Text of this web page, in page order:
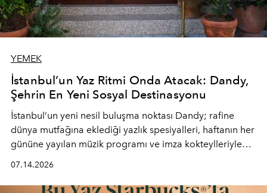
YEMEK
İstanbul’un Yaz Ritmi Onda Atacak: Dandy,
Şehrin En Yeni Sosyal Destinasyonu
İstanbul’un yeni nesil buluşma noktası Dandy; rafine
dünya mutfağına eklediği yazlık spesiyalleri, haftanın her
gününe yayılan müzik programı ve imza kokteylleriyle
lüks" anlayışıyla buluşturan mekan; gurme lezzetleri, iyi
07.14.2026